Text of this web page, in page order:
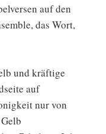
auf den
das Wort,
und kräftige
auf
nur von